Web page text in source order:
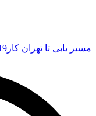
مسیر یابی تا تهران کار119